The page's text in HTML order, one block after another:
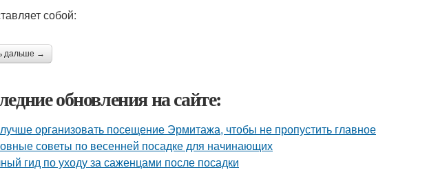
собой:
дальше →
обновления на сайте:
организовать посещение Эрмитажа, чтобы не пропустить главное
советы по весенней посадке для начинающих
гид по уходу за саженцами после посадки